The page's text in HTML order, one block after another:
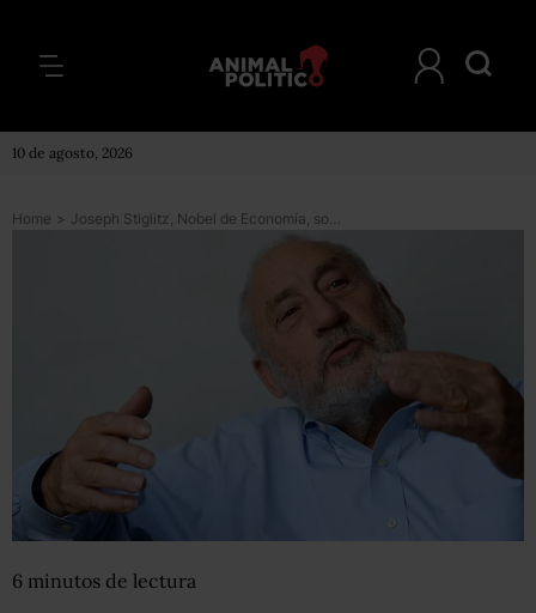
10 de agosto, 2026
Home > Joseph Stiglitz, Nobel de Economía, sobre la crisis de Argentina: “Las medidas de austeridad ralentizarán la economía e impondrán un alto costo en la gente común”
6 minutos de lectura